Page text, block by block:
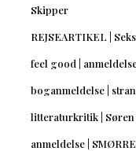
Skipper
REJSEARTIKEL |
feel good |
boganmeldelse |
litteraturkritik | Søren
anmeldelse |